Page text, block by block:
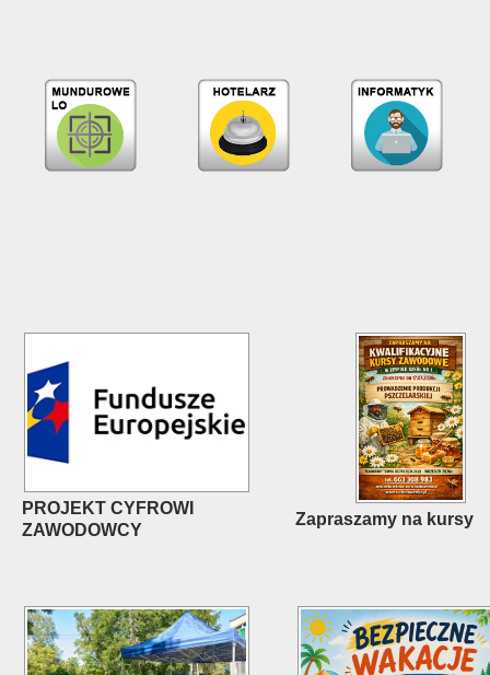
PROJEKT CYFROWI
ZAWODOWCY
Zapraszamy na kursy